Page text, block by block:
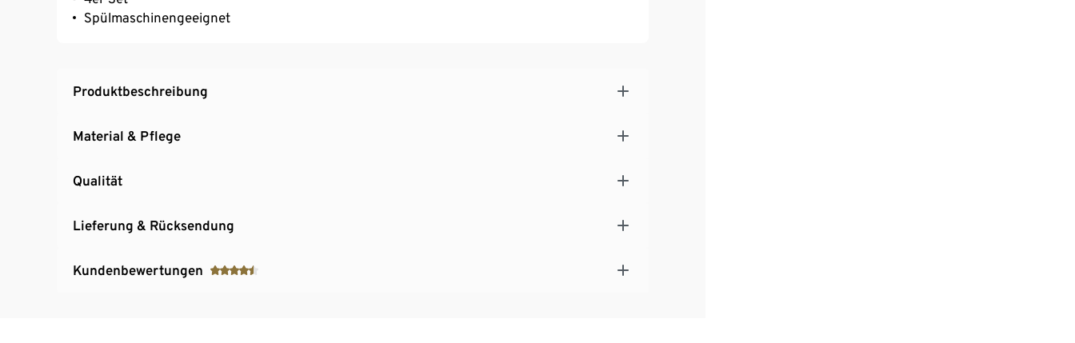
Spülmaschinengeeignet
Produktbeschreibung
Material & Pflege
Qualität
Lieferung & Rücksendung
Kundenbewertungen